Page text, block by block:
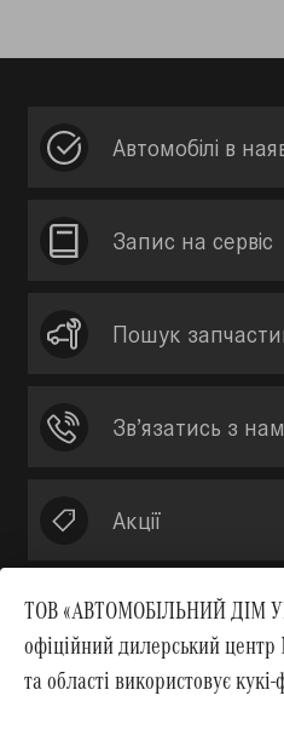
ТОВ «АВТОМОБІЛЬНИЙ ДІМ
офіційний дилерський центр
та області використовує
Автомобілі в
Запис на сервic
Пошук
Зв’язатись з
Акції
Вгору